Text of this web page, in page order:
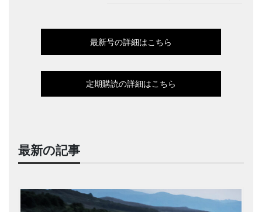
最新号の詳細はこちら
定期購読の詳細はこちら
最新の記事